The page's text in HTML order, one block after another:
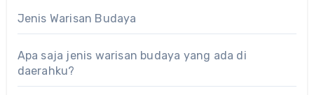
Jenis Warisan Budaya
Apa saja jenis warisan budaya yang ada di
daerahku?